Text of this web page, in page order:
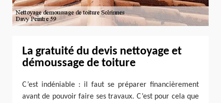
La gratuité du devis nettoyage et
démoussage de toiture
C’est indéniable : il faut se préparer financièrement
avant de pouvoir faire ses travaux. C’est pour cela que